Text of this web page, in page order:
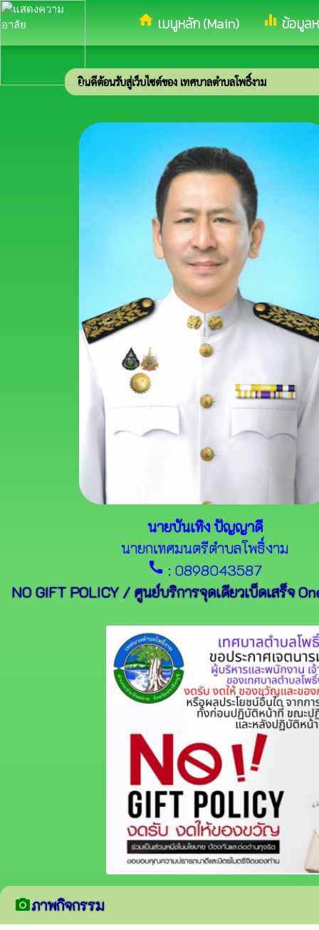
home เมนูหลัก (Main) equalizer ข้อมูล
ยินดีต้อนรับสู่เว็บไซต์ของ เทศบาลตำบลโพธิ์งาม
นายบันเทิง ปัญญาดี
นายกเทศมนตรีตำบลโพธิ์งาม
call : 0898043587
NO GIFT POLICY / ศูนย์บริการจุดเดียวเบ็ดเสร็จ
camera_altภาพกิจกรรม